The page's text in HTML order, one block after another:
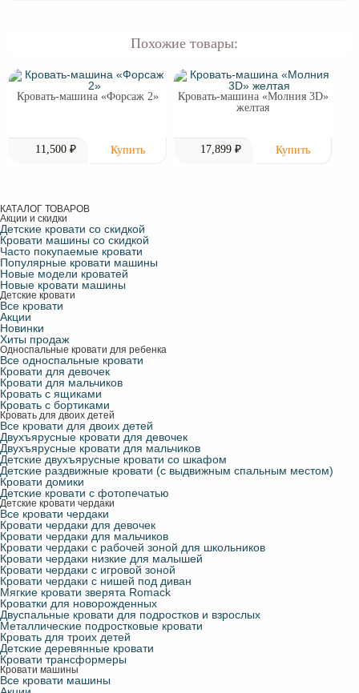
Похожие товары:
Кровать-машина «Форсаж 2»
11,500 ₽
Кровать-машина «Молния 3D»
желтая
17,899 ₽
КАТАЛОГ ТОВАРОВ
Акции и скидки
Детские кровати со скидкой
Кровати машины со скидкой
Часто покупаемые кровати
Популярные кровати машины
Новые модели кроватей
Новые кровати машины
Детские кровати
Все кровати
Акции
Новинки
Хиты продаж
Односпальные кровати для ребенка
Все односпальные кровати
Кровати для девочек
Кровати для мальчиков
Кровать с ящиками
Кровать с бортиками
Кровать для двоих детей
Все кровати для двоих детей
Двухъярусные кровати для девочек
Двухъярусные кровати для мальчиков
Детские двухъярусные кровати со шкафом
Детские раздвижные кровати (с выдвижным спальным местом)
Кровати домики
Детские кровати с фотопечатью
Детские кровати чердаки
Все кровати чердаки
Кровати чердаки для девочек
Кровати чердаки для мальчиков
Кровати чердаки с рабочей зоной для школьников
Кровати чердаки низкие для малышей
Кровати чердаки с игровой зоной
Кровати чердаки с нишей под диван
Мягкие кровати зверята Romack
Кроватки для новорожденных
Двуспальные кровати для подростков и взрослых
Металлические подростковые кровати
Кровать для троих детей
Детские деревянные кровати
Кровати трансформеры
Кровати машины
Все кровати машины